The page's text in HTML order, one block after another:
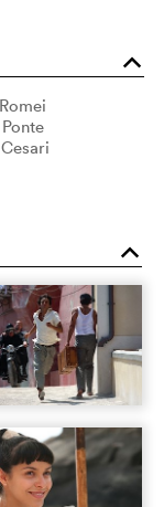
o
o